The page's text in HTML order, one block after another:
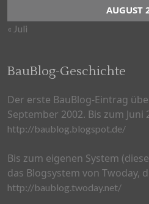
AUGUST
« Juli
BauBlog-Geschichte
Der erste BauBlog-Eintrag
September 2002. Bis zum
http://baublog.blogspot.de/
Bis zum eigenen System
das Blogsystem von Twoday,
http://baublog.twoday.net/